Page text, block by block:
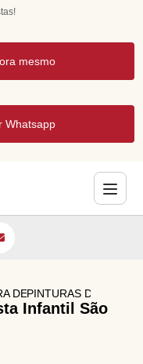
mesmo
Whatsapp
FESTAS
DE ROSTO INFANTIL
PINTURAS DE
Infantil São